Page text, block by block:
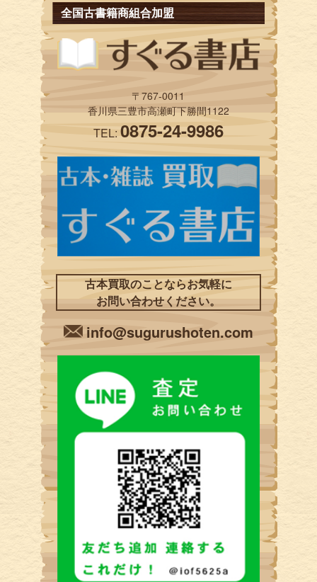
全国古書籍商組合加盟
〒767-0011
香川県三豊市高瀬町下勝間1122
TEL:0875-24-9986
古本買取のことならお気軽に
お問い合わせください。
info@sugurushoten.com